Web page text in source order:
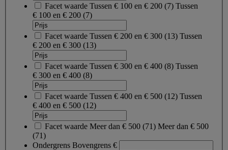
Facet waarde Tussen € 100 en € 200 (7) Tussen
€ 100 en € 200 (7)
Facet waarde Tussen € 200 en € 300 (13) Tussen
€ 200 en € 300 (13)
Facet waarde Tussen € 300 en € 400 (8) Tussen
€ 300 en € 400 (8)
Facet waarde Tussen € 400 en € 500 (12) Tussen
€ 400 en € 500 (12)
Facet waarde Meer dan € 500 (71) Meer dan € 500
(71)
Ondergrens Bovengrens €